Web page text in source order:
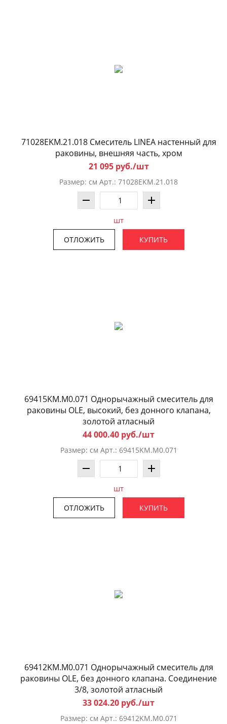
71028EKM.21.018 Смеситель LINEA настенный для
раковины, внешняя часть, хром
21 095 руб./шт
Размер: см Арт.: 71028EKM.21.018
шт
ОТЛОЖИТЬ КУПИТЬ
69415KM.M0.071 Однорычажный смеситель для
раковины OLE, высокий, без донного клапана,
золотой атласный
44 000.40 руб./шт
Размер: см Арт.: 69415KM.M0.071
шт
ОТЛОЖИТЬ КУПИТЬ
69412KM.M0.071 Однорычажный смеситель для
раковины OLE, без донного клапана. Соединение
3/8, золотой атласный
33 024.20 руб./шт
Размер: см Арт.: 69412KM.M0.071